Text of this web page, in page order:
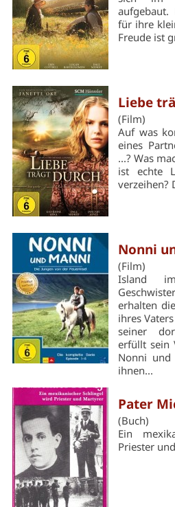
für ihre
Freude ist
Liebe
(Film)
Auf was
eines
...? Was
ist echte
verzeihen?
Nonni
(Film)
Island
erhalten
ihres
seiner
erfüllt sein
Nonni
ihnen...
Pater
(Buch)
Ein
Priester